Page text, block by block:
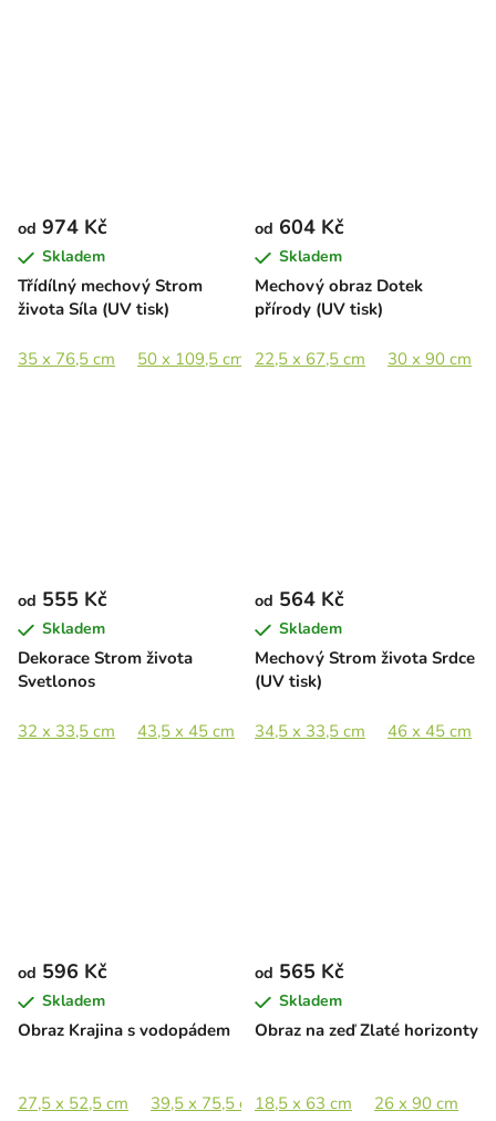
Třídílný mechový Strom
života Síla (UV tisk)
od 974 Kč
Skladem
35 x 76,5 cm 50 x 109,5 cm 70 x 153 cm 86,5 x 190 cm
Mechový obraz Dotek
přírody (UV tisk)
od 604 Kč
Skladem
22,5 x 67,5 cm 30 x 90 cm
Dekorace Strom života
Svetlonos
od 555 Kč
Skladem
32 x 33,5 cm 43,5 x 45 cm 58 x 60 cm 86 x 89 cm
Mechový Strom života Srdce
(UV tisk)
od 564 Kč
Skladem
34,5 x 33,5 cm 46 x 45 cm
Obraz Krajina s vodopádem
od 596 Kč
Skladem
27,5 x 52,5 cm 39,5 x 75,5 cm 52 x 100 cm 65 x 125 cm
Obraz na zeď Zlaté horizonty
od 565 Kč
Skladem
18,5 x 63 cm 26 x 90 cm